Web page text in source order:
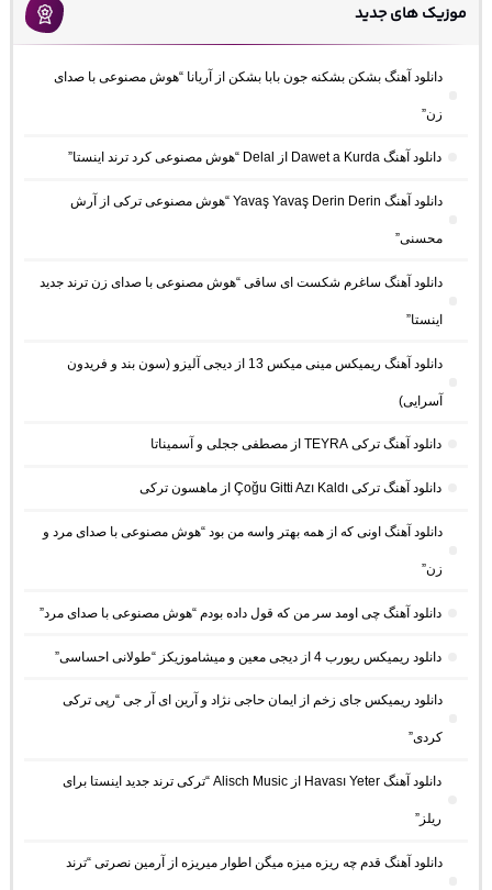
موزیک های جدید
دانلود آهنگ بشکن بشکنه جون بابا بشکن از آریانا “هوش مصنوعی با صدای
زن”
دانلود آهنگ Dawet a Kurda از Delal “هوش مصنوعی کرد ترند اینستا”
دانلود آهنگ Yavaş Yavaş Derin Derin “هوش مصنوعی ترکی از آرش
محسنی”
دانلود آهنگ ساغرم شکست ای ساقی “هوش مصنوعی با صدای زن ترند جدید
اینستا”
دانلود آهنگ ریمیکس مینی میکس 13 از دیجی آلیزو (سون بند و فریدون
آسرایی)
دانلود آهنگ ترکی TEYRA از مصطفی ججلی و آسمیناتا
دانلود آهنگ ترکی Çoğu Gitti Azı Kaldı از ماهسون ترکی
دانلود آهنگ اونی که از همه بهتر واسه من بود “هوش مصنوعی با صدای مرد و
زن”
دانلود آهنگ چی اومد سر من که قول داده بودم “هوش مصنوعی با صدای مرد”
دانلود ریمیکس ریورب 4 از دیجی معین و میشاموزیکز “طولانی احساسی”
دانلود ریمیکس جای زخم از ایمان حاجی نژاد و آرین ای آر جی “رپی ترکی
کردی”
دانلود آهنگ Havası Yeter از Alisch Music “ترکی ترند جدید اینستا برای
ریلز”
دانلود آهنگ ﻗﺪم ﭼﻪ رﻳﺰه ﻣﻴﺰه ﻣﻴﮕﻦ اﻃﻮار ﻣﻴﺮﻳﺰه از آرمین نصرتی “ترند